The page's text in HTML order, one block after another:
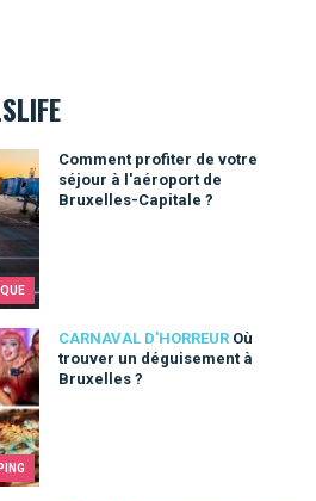
Comment profiter de votre
séjour à l'aéroport de
Bruxelles-Capitale ?
séjour à l'aéroport de Bruxelles-
CARNAVAL D'HORREUR Où
trouver un déguisement à
Bruxelles ?
à Bruxelles ?